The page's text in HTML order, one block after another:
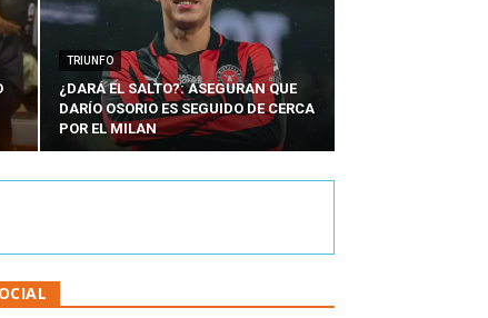
TRIUNFO
¿DARÁ EL SALTO?: ASEGURAN QUE
DARÍO OSORIO ES SEGUIDO DE CERCA
POR EL MILAN